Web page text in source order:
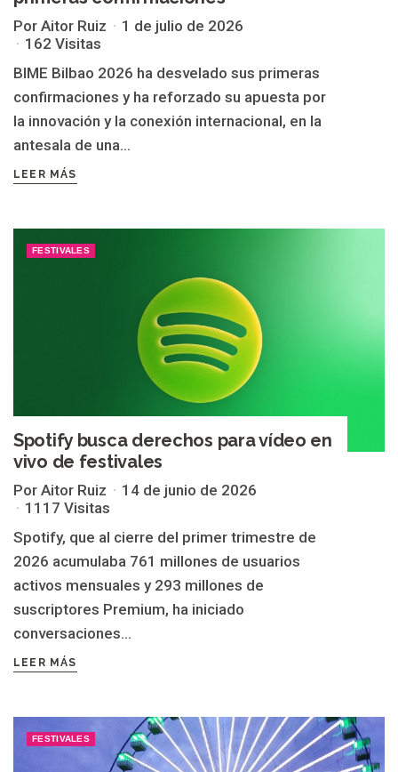
Por Aitor Ruiz
1 de julio de 2026
162 Visitas
BIME Bilbao 2026 ha desvelado sus primeras
confirmaciones y ha reforzado su apuesta por
la innovación y la conexión internacional, en la
antesala de una...
LEER MÁS
FESTIVALES
Spotify busca derechos para vídeo en
vivo de festivales
Por Aitor Ruiz
14 de junio de 2026
1117 Visitas
Spotify, que al cierre del primer trimestre de
2026 acumulaba 761 millones de usuarios
activos mensuales y 293 millones de
suscriptores Premium, ha iniciado
conversaciones...
LEER MÁS
FESTIVALES